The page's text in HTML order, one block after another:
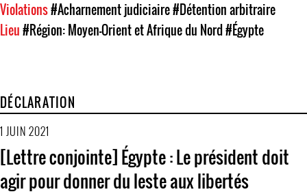
Violations#Acharnement judiciaire#Détention arbitraire
Lieu#Région: Moyen-Orient et Afrique du Nord#Égypte
DÉCLARATION
1 JUIN 2021
[Lettre conjointe] Égypte : Le président doit
agir pour donner du leste aux libertés